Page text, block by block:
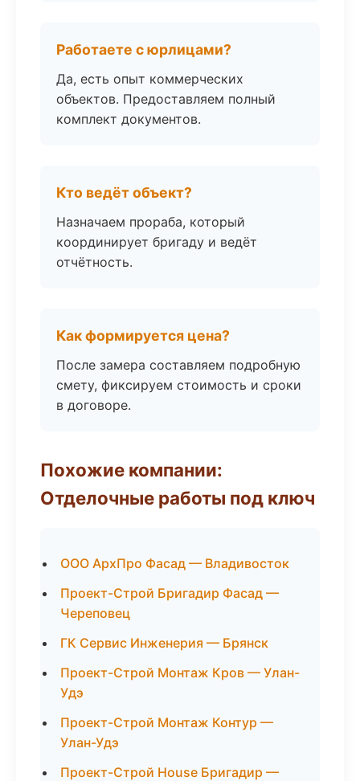
Работаете с юрлицами?
Да, есть опыт коммерческих
объектов. Предоставляем полный
комплект документов.
Кто ведёт объект?
Назначаем прораба, который
координирует бригаду и ведёт
отчётность.
Как формируется цена?
После замера составляем подробную
смету, фиксируем стоимость и сроки
в договоре.
Похожие компании:
Отделочные работы под ключ
ООО АрхПро Фасад — Владивосток
Проект-Строй Бригадир Фасад —
Череповец
ГК Сервис Инженерия — Брянск
Проект-Строй Монтаж Кров — Улан-
Удэ
Проект-Строй Монтаж Контур —
Улан-Удэ
Проект-Строй House Бригадир —